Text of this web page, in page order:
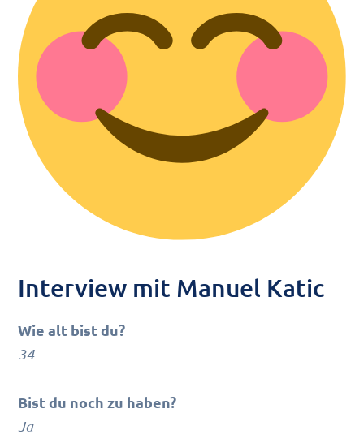
Interview mit Manuel Katic
Wie alt bist du?
34
Bist du noch zu haben?
Ja